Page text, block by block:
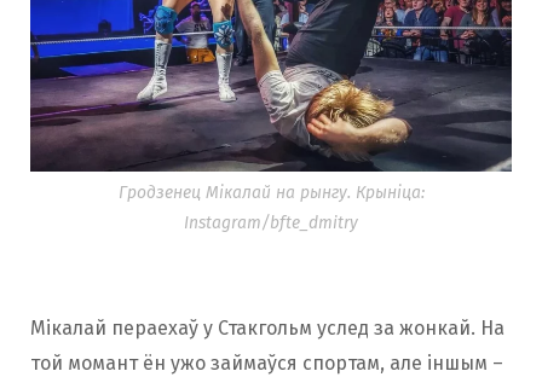
Гродзенец Мікалай на рынгу. Крыніца:
Instagram/bfte_dmitry
Мікалай пераехаў у Стакгольм услед за жонкай. На
той момант ён ужо займаўся спортам, але іншым –